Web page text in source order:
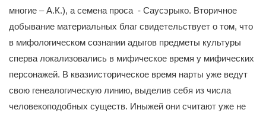
многие – А.К.), а семена проса - Саусэрыко. Вторичное
добывание материальных благ свидетельствует о том, что
в мифологическом сознании адыгов предметы культуры
сперва локализовались в мифическое время у мифических
персонажей. В квазиисторическое время нарты уже ведут
свою генеалогическую линию, выделив себя из числа
человекоподобных существ. Иныжей они считают уже не